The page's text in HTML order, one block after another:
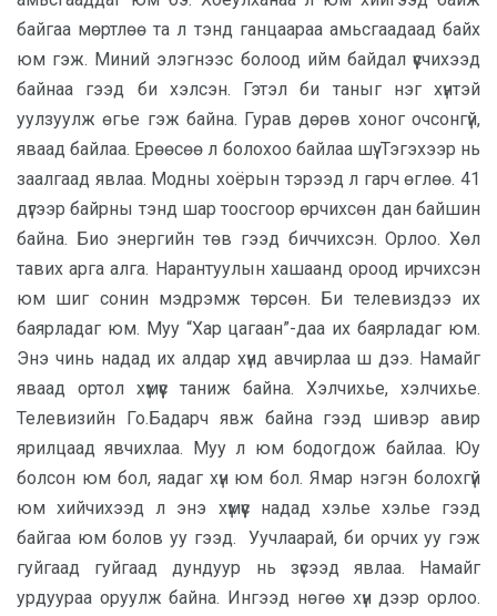
байгаа мөртлөө та л тэнд ганцаараа амьсгаадаад байх
юм гэж. Миний элэгнээс болоод ийм байдал үүсчихээд
байнаа гээд би хэлсэн. Гэтэл би таныг нэг хүнтэй
уулзуулж өгье гэж байна. Гурав дөрөв хоног очсонгүй,
яваад байлаа. Ерөөсөө л болохоо байлаа шүү. Тэгэхээр нь
заалгаад явлаа. Модны хоёрын тэрээд л гарч өглөө. 41
дүгээр байрны тэнд шар тоосгоор өрчихсөн дан байшин
байна. Био энергийн төв гээд биччихсэн. Орлоо. Хөл
тавих арга алга. Нарантуулын хашаанд ороод ирчихсэн
юм шиг сонин мэдрэмж төрсөн. Би телевиздээ их
баярладаг юм. Муу “Хар цагаан”-даа их баярладаг юм.
Энэ чинь надад их алдар хүнд авчирлаа ш дээ. Намайг
яваад ортол хүмүүс таниж байна. Хэлчихье, хэлчихье.
Телевизийн Го.Бадарч явж байна гээд шивэр авир
ярилцаад явчихлаа. Муу л юм бодогдож байлаа. Юу
болсон юм бол, яадаг хүн юм бол. Ямар нэгэн болохгүй
юм хийчихээд л энэ хүмүүс надад хэлье хэлье гээд
байгаа юм болов уу гээд. Уучлаарай, би орчих уу гэж
гуйгаад гуйгаад дундуур нь зүсээд явлаа. Намайг
урдуураа оруулж байна. Ингээд нөгөө хүн дээр орлоо.